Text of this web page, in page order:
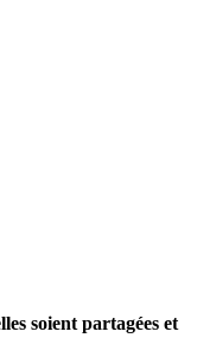
soient partagées et